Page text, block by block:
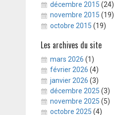
décembre 2015 (24)
novembre 2015 (19)
octobre 2015 (19)
Les archives du site
mars 2026 (1)
février 2026 (4)
janvier 2026 (3)
décembre 2025 (3)
novembre 2025 (5)
octobre 2025 (4)